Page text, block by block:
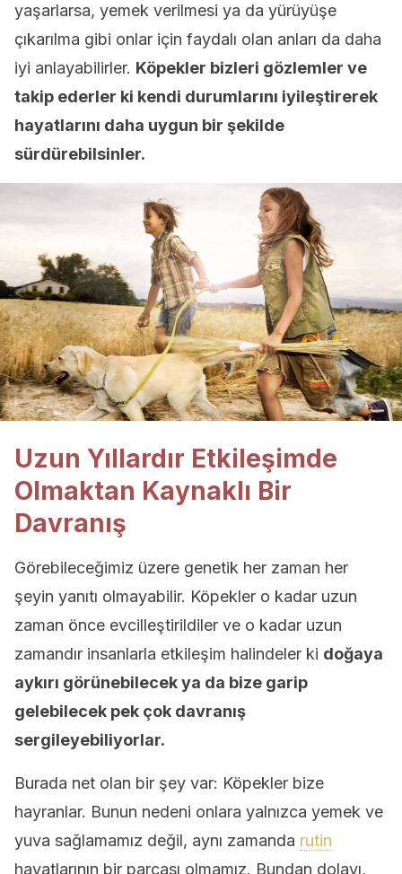
yaşarlarsa, yemek verilmesi ya da yürüyüşe
çıkarılma gibi onlar için faydalı olan anları da daha
iyi anlayabilirler. Köpekler bizleri gözlemler ve
takip ederler ki kendi durumlarını iyileştirerek
hayatlarını daha uygun bir şekilde
sürdürebilsinler.
Uzun Yıllardır Etkileşimde
Olmaktan Kaynaklı Bir
Davranış
Görebileceğimiz üzere genetik her zaman her
şeyin yanıtı olmayabilir. Köpekler o kadar uzun
zaman önce evcilleştirildiler ve o kadar uzun
zamandır insanlarla etkileşim halindeler ki doğaya
aykırı görünebilecek ya da bize garip
gelebilecek pek çok davranış
sergileyebiliyorlar.
Burada net olan bir şey var: Köpekler bize
hayranlar. Bunun nedeni onlara yalnızca yemek ve
yuva sağlamamız değil, aynı zamanda rutin
hayatlarının bir parçası olmamız. Bundan dolayı,